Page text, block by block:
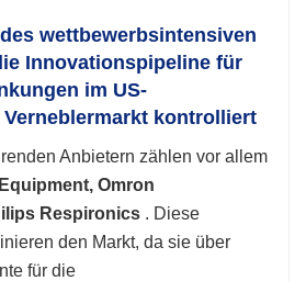
wettbewerbsintensiven
Innovationspipeline für
im US-
kontrolliert
Anbietern zählen vor allem
Omron
Respironics . Diese
den Markt, da sie über
für die